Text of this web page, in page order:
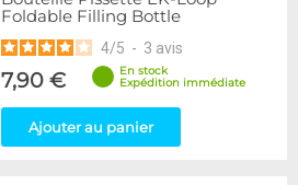
Foldable Filling Bottle
4/5 - 3 avis
7,90 €
En stock
Expédition immédiate
Ajouter au panier